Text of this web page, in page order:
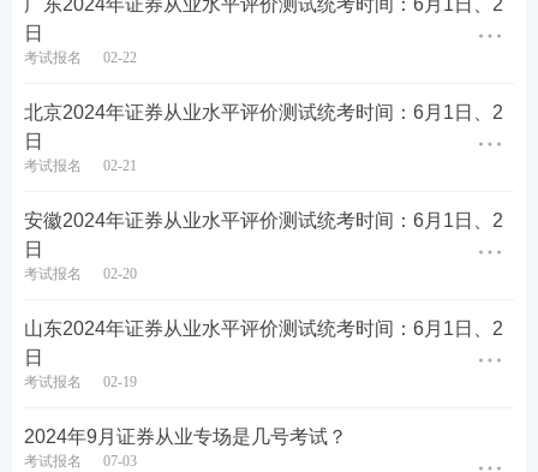
第四步：填写报名信息，确保信息真实有效，保存进
入下一步。
广东2024年证券从业水平评价测试统考时间：6月1日、2
日
考试报名 02-22
北京2024年证券从业水平评价测试统考时间：6月1日、2
日
考试报名 02-21
安徽2024年证券从业水平评价测试统考时间：6月1日、2
日
考试报名 02-20
山东2024年证券从业水平评价测试统考时间：6月1日、2
日
考试报名 02-19
2024年9月证券从业专场是几号考试？
考试报名 07-03